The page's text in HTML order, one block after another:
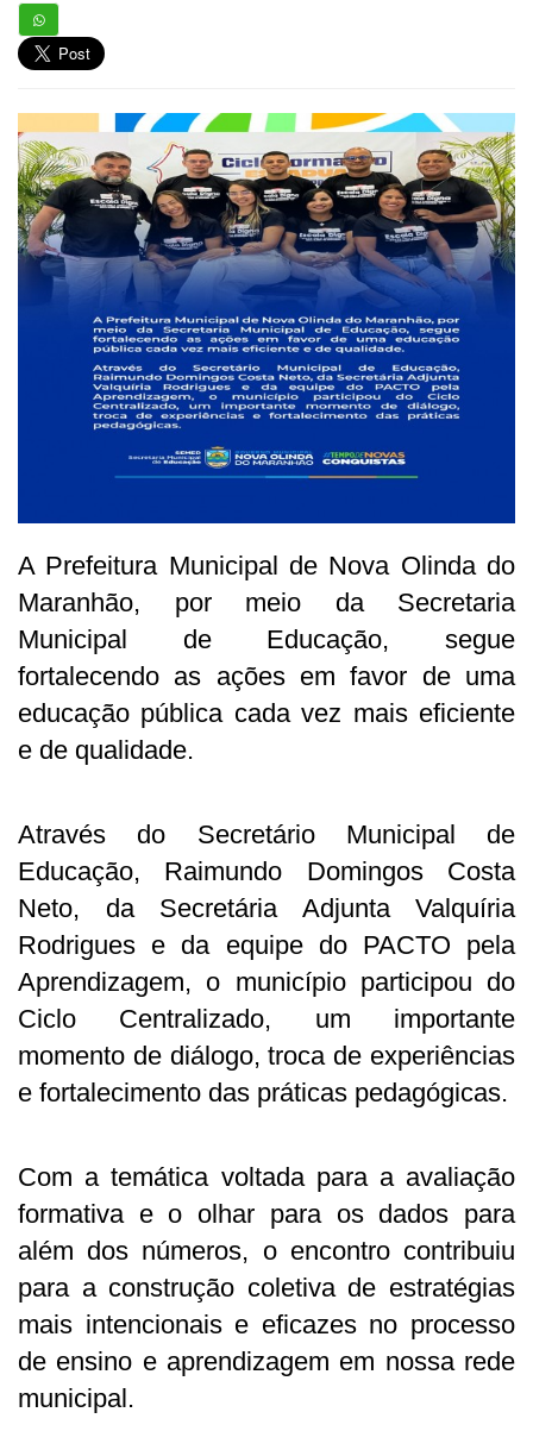
A Prefeitura Municipal de Nova Olinda do
Maranhão, por meio da Secretaria
Municipal de Educação, segue
fortalecendo as ações em favor de uma
educação pública cada vez mais eficiente
e de qualidade.
Através do Secretário Municipal de
Educação, Raimundo Domingos Costa
Neto, da Secretária Adjunta Valquíria
Rodrigues e da equipe do PACTO pela
Aprendizagem, o município participou do
Ciclo Centralizado, um importante
momento de diálogo, troca de experiências
e fortalecimento das práticas pedagógicas.
Com a temática voltada para a avaliação
formativa e o olhar para os dados para
além dos números, o encontro contribuiu
para a construção coletiva de estratégias
mais intencionais e eficazes no processo
de ensino e aprendizagem em nossa rede
municipal.